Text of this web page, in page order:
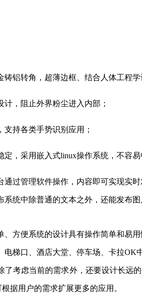
铝转角，超薄边框、结合人体工程
，阻止外界粉尘进入内部；
支持各类手势识别应用；
定，采用嵌入式linux操作系统，不容
过管理软件操作，内容即可实现实时
系统中除普通的文本之外，还能发布
、方便系统的设计具有操作简单和易
电梯口、酒店大堂、停车场、卡拉OK
了考虑当前的需求外，还要设计长远
据用户的需求扩展更多的应用。